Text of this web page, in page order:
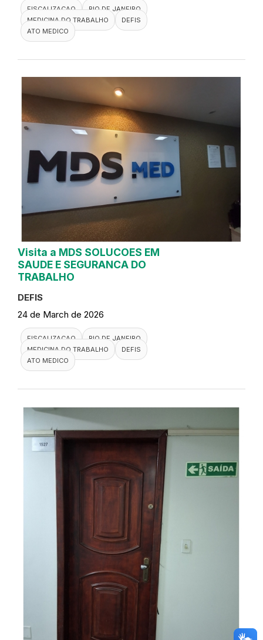
FISCALIZACAO
RIO DE JANEIRO
MEDICINA DO TRABALHO
DEFIS
ATO MEDICO
Visita a MDS SOLUCOES EM
SAUDE E SEGURANCA DO
TRABALHO
DEFIS
24 de March de 2026
FISCALIZACAO
RIO DE JANEIRO
MEDICINA DO TRABALHO
DEFIS
ATO MEDICO